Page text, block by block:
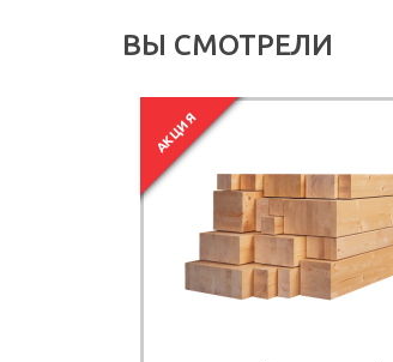
ВЫ СМОТРЕЛИ
АКЦИЯ